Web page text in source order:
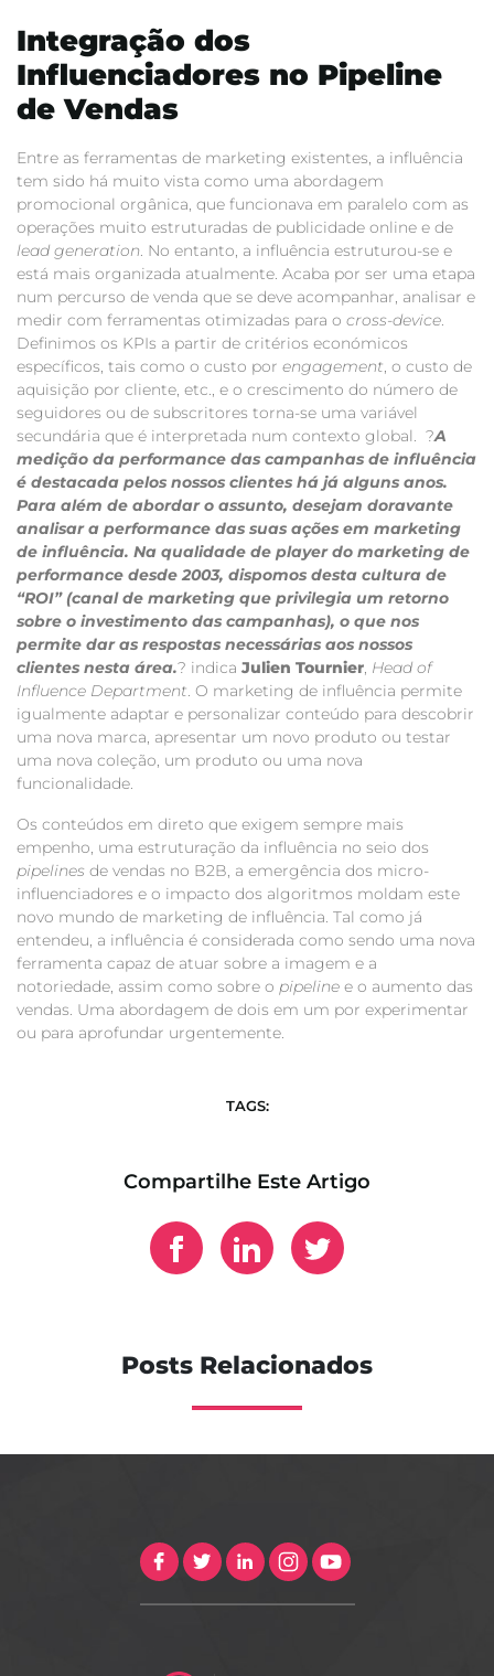
Integração dos
Influenciadores no Pipeline
de Vendas
Entre as ferramentas de marketing existentes, a influência
tem sido há muito vista como uma abordagem
promocional orgânica, que funcionava em paralelo com as
operações muito estruturadas de publicidade online e de
lead generation. No entanto, a influência estruturou-se e
está mais organizada atualmente. Acaba por ser uma etapa
num percurso de venda que se deve acompanhar, analisar e
medir com ferramentas otimizadas para o cross-device.
Definimos os KPIs a partir de critérios económicos
específicos, tais como o custo por engagement, o custo de
aquisição por cliente, etc., e o crescimento do número de
seguidores ou de subscritores torna-se uma variável
secundária que é interpretada num contexto global. ?A
medição da performance das campanhas de influência
é destacada pelos nossos clientes há já alguns anos.
Para além de abordar o assunto, desejam doravante
analisar a performance das suas ações em marketing
de influência. Na qualidade de player do marketing de
performance desde 2003, dispomos desta cultura de
“ROI” (canal de marketing que privilegia um retorno
sobre o investimento das campanhas), o que nos
permite dar as respostas necessárias aos nossos
clientes nesta área.? indica Julien Tournier, Head of
Influence Department. O marketing de influência permite
igualmente adaptar e personalizar conteúdo para descobrir
uma nova marca, apresentar um novo produto ou testar
uma nova coleção, um produto ou uma nova
funcionalidade.
Os conteúdos em direto que exigem sempre mais
empenho, uma estruturação da influência no seio dos
pipelines de vendas no B2B, a emergência dos micro-
influenciadores e o impacto dos algoritmos moldam este
novo mundo de marketing de influência. Tal como já
entendeu, a influência é considerada como sendo uma nova
ferramenta capaz de atuar sobre a imagem e a
notoriedade, assim como sobre o pipeline e o aumento das
vendas. Uma abordagem de dois em um por experimentar
ou para aprofundar urgentemente.
TAGS:
Compartilhe Este Artigo
Posts Relacionados